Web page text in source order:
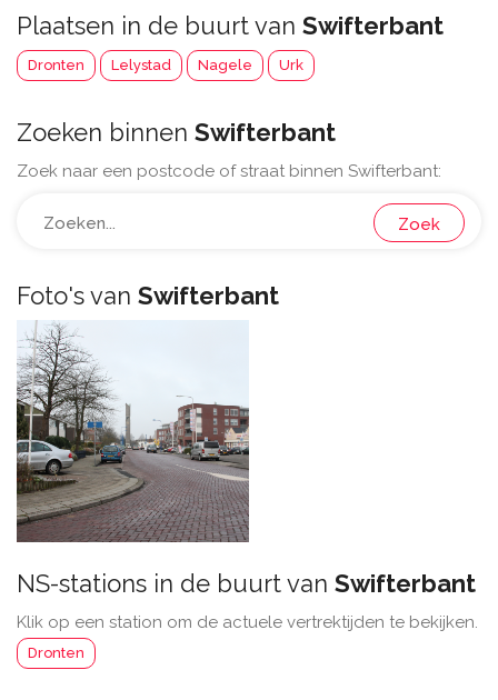
Plaatsen in de buurt van Swifterbant
Dronten Lelystad Nagele Urk
Zoeken binnen Swifterbant
Zoek naar een postcode of straat binnen Swifterbant:
Zoek
Foto's van Swifterbant
NS-stations in de buurt van Swifterbant
Klik op een station om de actuele vertrektijden te bekijken.
Dronten